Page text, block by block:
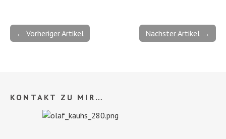
Nächster Artikel →
← Vorheriger Artikel
KONTAKT ZU MIR…